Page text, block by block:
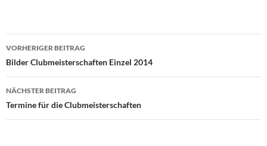
Beitragsnavigation
VORHERIGER BEITRAG
Bilder Clubmeisterschaften Einzel 2014
NÄCHSTER BEITRAG
Termine für die Clubmeisterschaften